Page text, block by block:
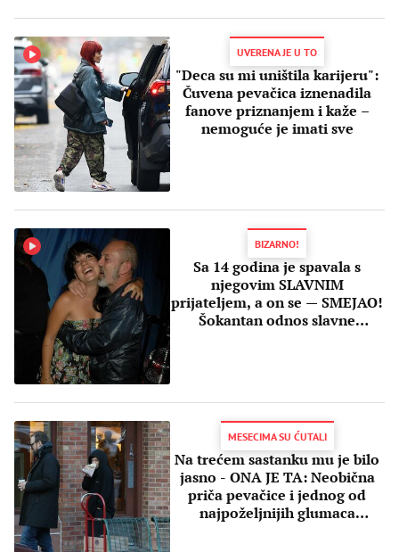
UVERENA JE U TO
"Deca su mi uništila karijeru":
Čuvena pevačica iznenadila
fanove priznanjem i kaže –
nemoguće je imati sve
BIZARNO!
Sa 14 godina je spavala s
njegovim SLAVNIM
prijateljem, a on se — SMEJAO!
Šokantan odnos slavne
MESECIMA SU ĆUTALI
Na trećem sastanku mu je bilo
jasno - ONA JE TA: Neobična
priča pevačice i jednog od
najpoželjnijih glumaca